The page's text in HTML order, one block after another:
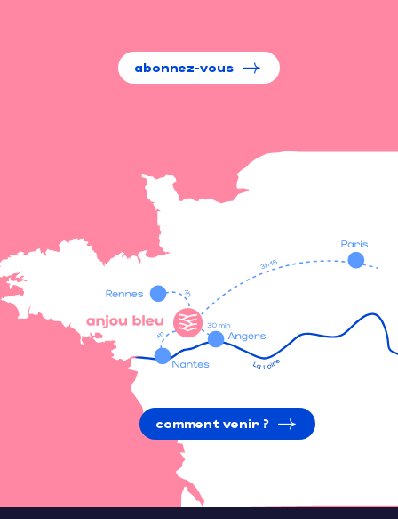
abonnez-vous
comment venir ?